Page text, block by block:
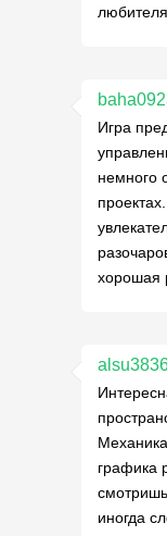
Игра
немного
хорошая
Механика
графика
иногда